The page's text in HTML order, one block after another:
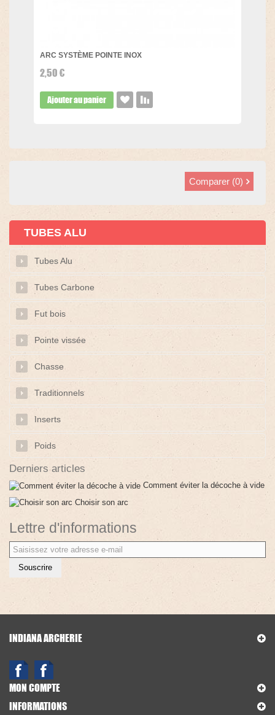
ARC SYSTÈME POINTE INOX
2,50 €
Ajouter au panier
Comparer (0)
TUBES ALU
Tubes Alu
Tubes Carbone
Fut bois
Pointe vissée
Chasse
Traditionnels
Inserts
Poids
Derniers articles
Comment éviter la décoche à vide
Choisir son arc
Lettre d'informations
Souscrire
INDIANA ARCHERIE
MON COMPTE
INFORMATIONS